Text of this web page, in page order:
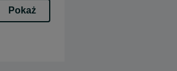
Pokaż